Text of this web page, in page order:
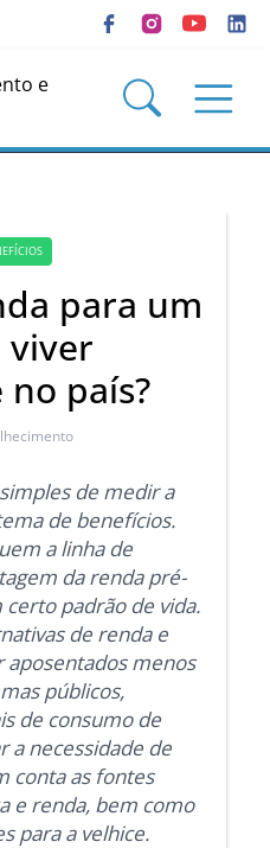
para um
viver
país?
de medir a
de benefícios.
a linha de
da renda pré-
padrão de vida.
de renda e
menos
públicos,
de consumo de
a necessidade de
conta as fontes
e renda, bem como
para a velhice.